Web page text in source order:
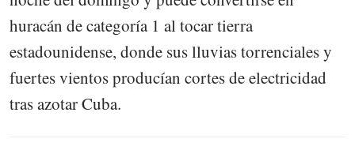
huracán de categoría 1 al tocar tierra
estadounidense, donde sus lluvias torrenciales y
fuertes vientos producían cortes de electricidad
tras azotar Cuba.